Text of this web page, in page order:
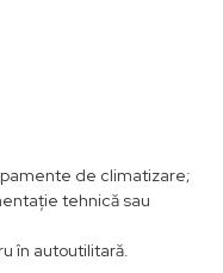
de climatizare;
tehnică sau
în autoutilitară.